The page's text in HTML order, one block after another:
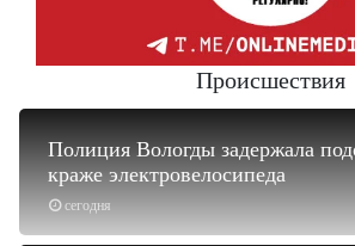
Происшествия
сегодня
Полиция Вологды задержала
краже электровелосипеда